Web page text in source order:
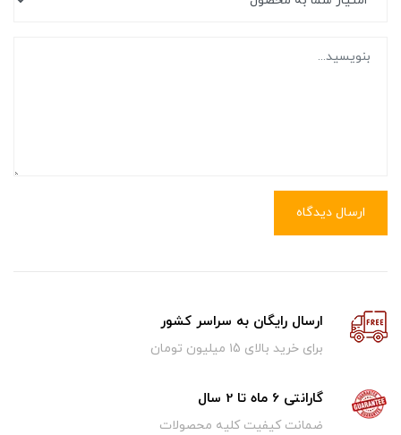
ارسال دیدگاه
ارسال رایگان به سراسر کشور
برای خرید بالای ۱5 میلیون تومان
گارانتی 6 ماه تا 2 سال
ضمانت کیفیت کلیه محصولات